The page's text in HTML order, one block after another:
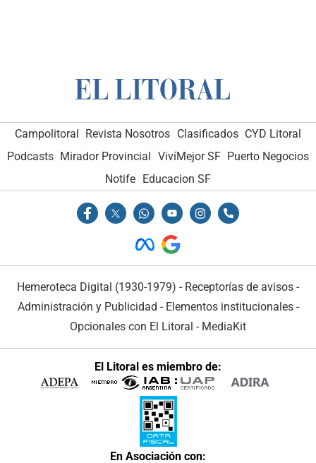
Campolitoral Revista Nosotros Clasificados CYD Litoral
Podcasts Mirador Provincial VivíMejor SF Puerto Negocios
Notife Educacion SF
Hemeroteca Digital (1930-1979) - Receptorías de avisos -
Administración y Publicidad - Elementos institucionales-
Opcionales con El Litoral - MediaKit
El Litoral es miembro de:
En Asociación con: